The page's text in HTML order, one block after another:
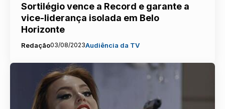
Sortilégio vence a Record e garante a
vice-liderança isolada em Belo
Horizonte
Redação03/08/2023Audiência da TV